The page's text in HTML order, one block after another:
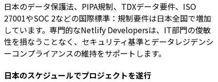
日本のデータ保護法、PIPA規制、TDXデータ要件、ISO
27001やSOC 2などの国際標準：規制要件は日本全国で増加
しています。専門的なNetlify Developersは、IT部門の俊敏
性を損なうことなく、セキュリティ基準とデータレジデンシ
ーコンプライアンスの維持をサポートします。
日本のスケジュールでプロジェクトを遂行